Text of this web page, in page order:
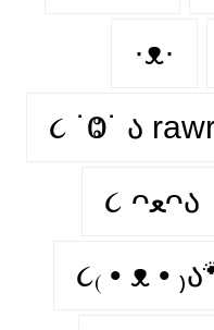
·ᴥ·
૮ ˙Ⱉ˙ ა
૮ ᴖﻌᴖა
૮₍ • ᴥ •